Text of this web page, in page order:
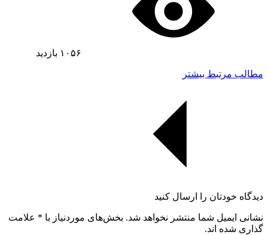
۱۰۵۶ بازدید
مطالب مرتبط بیشتر
دیدگاه خودتان را ارسال کنید
نشانی ایمیل شما منتشر نخواهد شد. بخش‌های موردنیاز با * علامت
گذاری شده اند.